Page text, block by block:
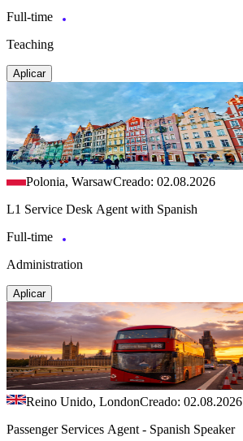
Full-time
Teaching
Aplicar
Polonia, WarsawCreado: 02.08.2026
L1 Service Desk Agent with Spanish
Full-time
Administration
Aplicar
Reino Unido, LondonCreado: 02.08.2026
Passenger Services Agent - Spanish Speaker